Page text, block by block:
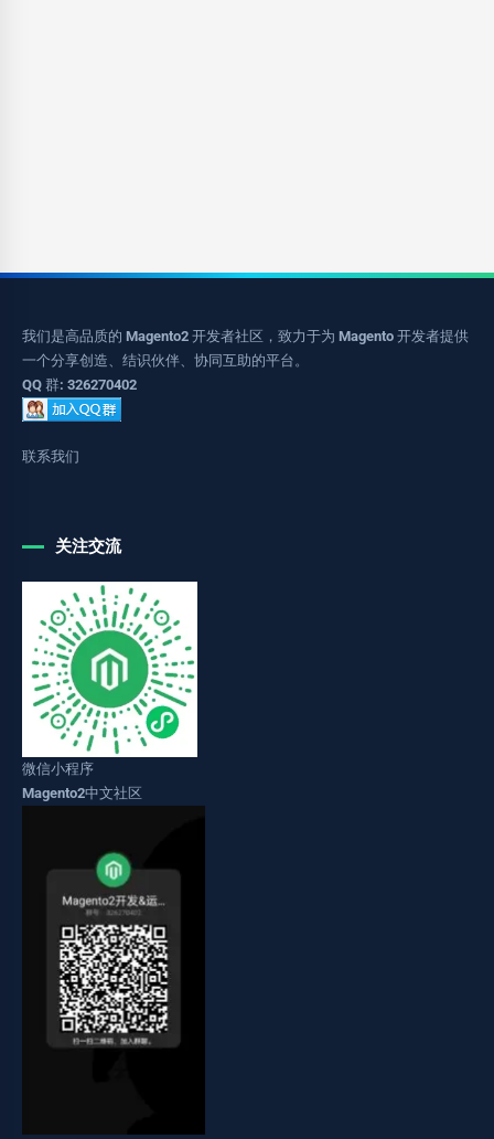
我们是高品质的 Magento2 开发者社区，致力于为 Magento 开发者提供
一个分享创造、结识伙伴、协同互助的平台。
QQ 群: 326270402
联系我们
关注交流
微信小程序
Magento2中文社区